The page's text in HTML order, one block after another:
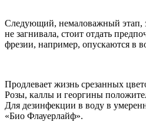
Следующий, немаловажный этап,
не загнивала, стоит отдать
фрезии, например, опускаются в
Продлевает жизнь срезанных
Розы, каллы и георгины
Для дезинфекции в воду в
«Био Флауерлайф».